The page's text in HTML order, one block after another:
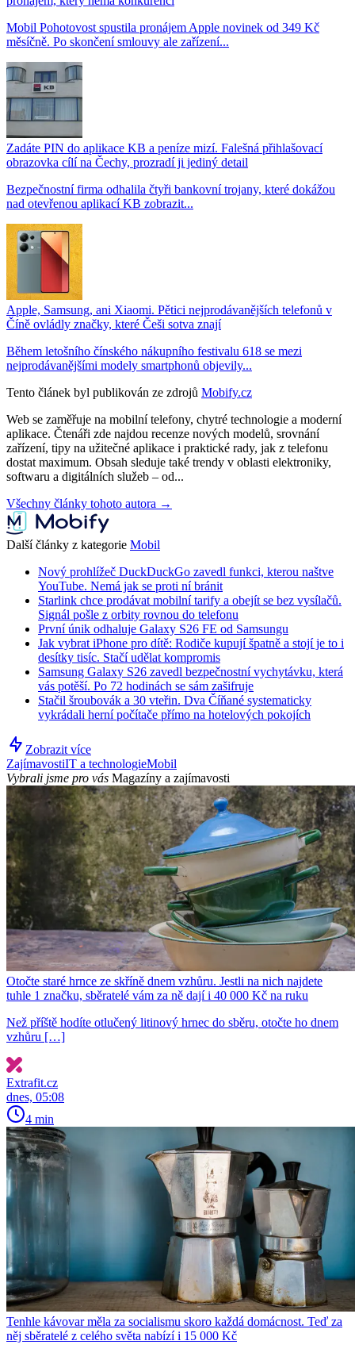
Mobil Pohotovost spustila pronájem Apple novinek od 349 Kč
měsíčně. Po skončení smlouvy ale zařízení...
Zadáte PIN do aplikace KB a peníze mizí. Falešná přihlašovací
obrazovka cílí na Čechy, prozradí ji jediný detail
Bezpečnostní firma odhalila čtyři bankovní trojany, které dokážou
nad otevřenou aplikací KB zobrazit...
Apple, Samsung, ani Xiaomi. Pětici nejprodávanějších telefonů v
Číně ovládly značky, které Češi sotva znají
Během letošního čínského nákupního festivalu 618 se mezi
nejprodávanějšími modely smartphonů objevily...
Tento článek byl publikován ze zdrojů Mobify.cz
Web se zaměřuje na mobilní telefony, chytré technologie a moderní
aplikace. Čtenáři zde najdou recenze nových modelů, srovnání
zařízení, tipy na užitečné aplikace i praktické rady, jak z telefonu
dostat maximum. Obsah sleduje také trendy v oblasti elektroniky,
softwaru a digitálních služeb – od...
Všechny články tohoto autora →
Další články z kategorie Mobil
Nový prohlížeč DuckDuckGo zavedl funkci, kterou naštve
YouTube. Nemá jak se proti ní bránit
Starlink chce prodávat mobilní tarify a obejít se bez vysílačů.
Signál pošle z orbity rovnou do telefonu
První únik odhaluje Galaxy S26 FE od Samsungu
Jak vybrat iPhone pro dítě: Rodiče kupují špatně a stojí je to i
desítky tisíc. Stačí udělat kompromis
Samsung Galaxy S26 zavedl bezpečnostní vychytávku, která
vás potěší. Po 72 hodinách se sám zašifruje
Stačil šroubovák a 30 vteřin. Dva Číňané systematicky
vykrádali herní počítače přímo na hotelových pokojích
Zobrazit více
ZajímavostiIT a technologieMobil
Vybrali jsme pro vás Magazíny a zajímavosti
Otočte staré hrnce ze skříně dnem vzhůru. Jestli na nich najdete
tuhle 1 značku, sběratelé vám za ně dají i 40 000 Kč na ruku
Než příště hodíte otlučený litinový hrnec do sběru, otočte ho dnem
vzhůru […]
Extrafit.cz
dnes, 05:08
4 min
Tenhle kávovar měla za socialismu skoro každá domácnost. Teď za
něj sběratelé z celého světa nabízí i 15 000 Kč